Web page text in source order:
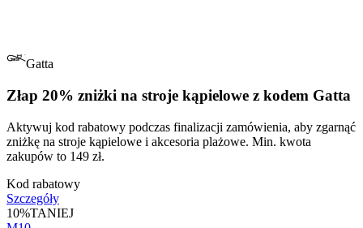
Gatta
Złap 20% zniżki na stroje kąpielowe z kodem Gatta
Aktywuj kod rabatowy podczas finalizacji zamówienia, aby zgarnąć
zniżkę na stroje kąpielowe i akcesoria plażowe. Min. kwota
zakupów to 149 zł.
Kod rabatowy
Szczegóły
10%TANIEJ